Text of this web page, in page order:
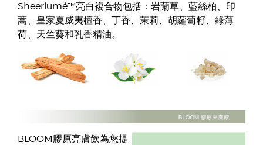
Sheerlumé™亮白複合物包括：岩蘭草、藍絲柏、印
蒿、皇家夏威夷檀香、丁香、茉莉、胡蘿蔔籽、綠薄
荷、天竺葵和乳香精油。
BLOOM膠原亮膚飲為您提